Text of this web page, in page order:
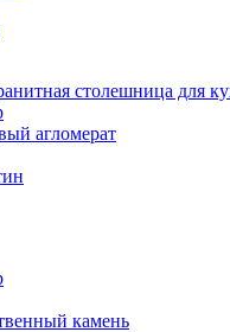
столешница для
агломерат
камень